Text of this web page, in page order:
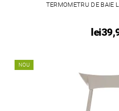
TERMOMETRU DE BAIE
NOU